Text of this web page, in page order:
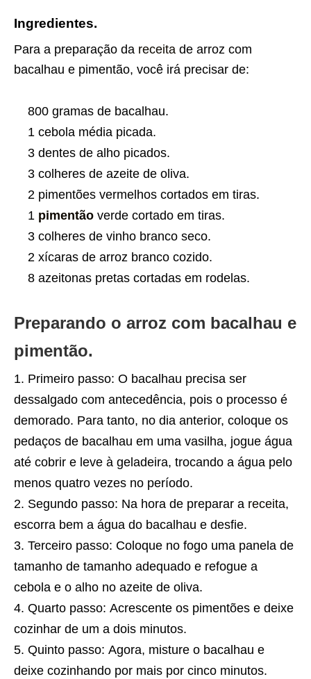
Ingredientes.
Para a preparação da receita de arroz com
bacalhau e pimentão, você irá precisar de:
800 gramas de bacalhau.
1 cebola média picada.
3 dentes de alho picados.
3 colheres de azeite de oliva.
2 pimentões vermelhos cortados em tiras.
1 pimentão verde cortado em tiras.
3 colheres de vinho branco seco.
2 xícaras de arroz branco cozido.
8 azeitonas pretas cortadas em rodelas.
Preparando o arroz com bacalhau e
pimentão.
Primeiro passo: O bacalhau precisa ser
dessalgado com antecedência, pois o processo é
demorado. Para tanto, no dia anterior, coloque os
pedaços de bacalhau em uma vasilha, jogue água
até cobrir e leve à geladeira, trocando a água pelo
menos quatro vezes no período.
Segundo passo: Na hora de preparar a receita,
escorra bem a água do bacalhau e desfie.
Terceiro passo: Coloque no fogo uma panela de
tamanho de tamanho adequado e refogue a
cebola e o alho no azeite de oliva.
Quarto passo: Acrescente os pimentões e deixe
cozinhar de um a dois minutos.
Quinto passo: Agora, misture o bacalhau e
deixe cozinhando por mais por cinco minutos.